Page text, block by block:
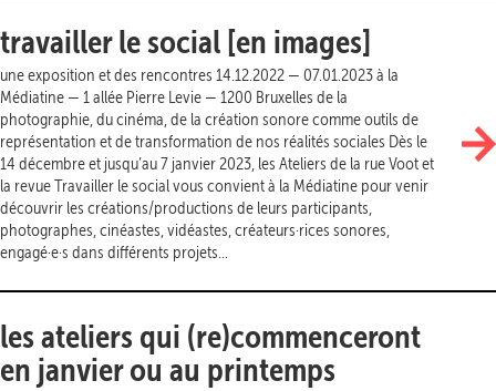
travailler le social [en images]
une exposition et des rencontres 14.12.2022 — 07.01.2023 à la
Médiatine — 1 allée Pierre Levie — 1200 Bruxelles de la
photographie, du cinéma, de la création sonore comme outils de
représentation et de transformation de nos réalités sociales Dès le
14 décembre et jusqu’au 7 janvier 2023, les Ateliers de la rue Voot et
la revue Travailler le social vous convient à la Médiatine pour venir
découvrir les créations/productions de leurs participants,
photographes, cinéastes, vidéastes, créateurs·rices sonores,
engagé·e·s dans différents projets...
les ateliers qui (re)commenceront
en janvier ou au printemps